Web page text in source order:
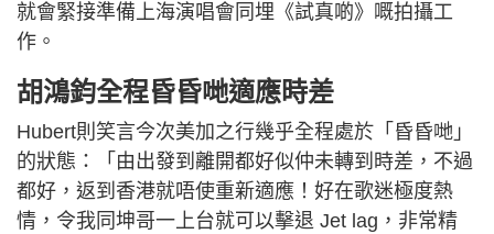
就會緊接準備上海演唱會同埋《試真啲》嘅拍攝工
作。
胡鴻鈞全程昏昏哋適應時差
Hubert則笑言今次美加之行幾乎全程處於「昏昏哋」
的狀態：「由出發到離開都好似仲未轉到時差，不過
都好，返到香港就唔使重新適應！好在歌迷極度熱
情，令我同坤哥一上台就可以擊退 Jet lag，非常精